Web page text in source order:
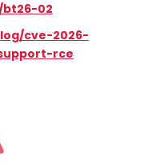
02
cve-2026-
rce